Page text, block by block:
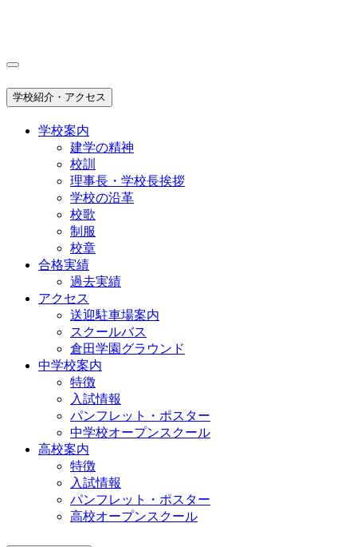
学校紹介・アクセス
学校案内
建学の精神
校訓
理事長・学校長挨拶
学校の沿革
校歌
制服
校章
合格実績
過去実績
アクセス
送迎駐車場案内
スクールバス
倉田学園グラウンド
中学校案内
特徴
入試情報
パンフレット・ポスター
中学校オープンスクール
高校案内
特徴
入試情報
パンフレット・ポスター
高校オープンスクール